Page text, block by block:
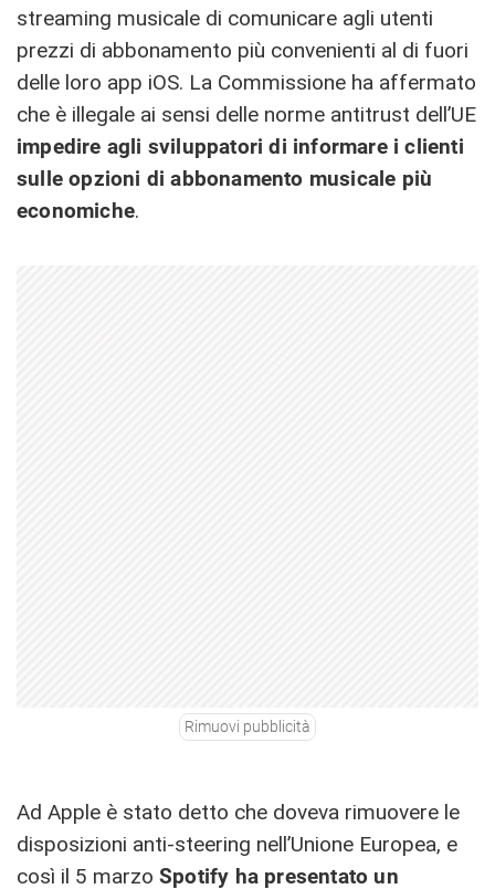
streaming musicale di comunicare agli utenti
prezzi di abbonamento più convenienti al di fuori
delle loro app iOS. La Commissione ha affermato
che è illegale ai sensi delle norme antitrust dell’UE
impedire agli sviluppatori di informare i clienti
sulle opzioni di abbonamento musicale più
economiche.
Rimuovi pubblicità
Ad Apple è stato detto che doveva rimuovere le
disposizioni anti-steering nell’Unione Europea, e
così il 5 marzo Spotify ha presentato un